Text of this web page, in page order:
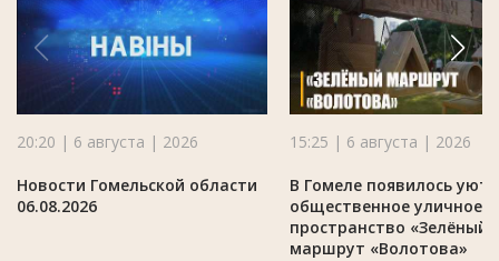
20:20 | 6 августа | 2026
Новости Гомельской области
06.08.2026
15:25 | 6 августа | 2026
В Гомеле появилось
общественное уличное
пространство «Зелёный
маршрут «Волотова»